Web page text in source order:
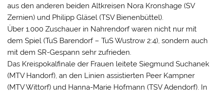
aus den anderen beiden Altkreisen Nora Kronshage (SV
Zernien) und Philipp Gläsel (TSV Bienenbüttel).
Über 1.000 Zuschauer in Nahrendorf waren nicht nur mit
dem Spiel (TuS Barendorf – TuS Wustrow 2:4), sondern auch
mit dem SR-Gespann sehr zufrieden.
Das Kreispokalfinale der Frauen leitete Siegmund Suchanek
(MTV Handorf), an den Linien assistierten Peer Kampner
(MTV Wittorf) und Hanna-Marie Hofmann (TSV Adendorf). In